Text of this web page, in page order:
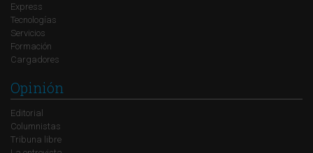
Express
Tecnologías
Servicios
Formación
Cargadores
Opinión
Editorial
Columnistas
Tribuna libre